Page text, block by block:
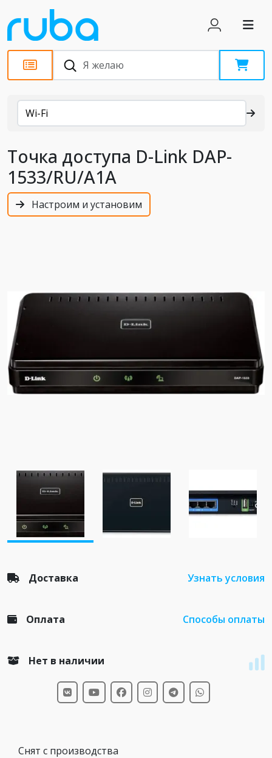
Каталог
Wi-Fi
Точка доступа D-Link DAP-
1533/RU/A1A
Настроим и установим
Доставка Узнать условия
Оплата Способы оплаты
Нет в наличии
Снят с производства